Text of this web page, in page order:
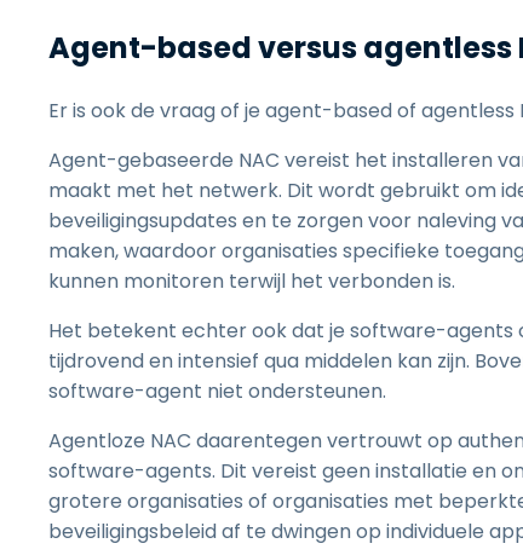
Agent-based versus agentless
Er is ook de vraag of je agent-based of agentless
Agent-gebaseerde NAC vereist het installeren
maakt met het netwerk. Dit wordt gebruikt om
beveiligingsupdates en te zorgen voor naleving
maken, waardoor organisaties specifieke
kunnen monitoren terwijl het verbonden is.
Het betekent echter ook dat je software-
tijdrovend en intensief qua middelen kan zijn.
software-agent niet ondersteunen.
Agentloze NAC daarentegen vertrouwt op
software-agents. Dit vereist geen installatie en
grotere organisaties of organisaties met
beveiligingsbeleid af te dwingen op individuele